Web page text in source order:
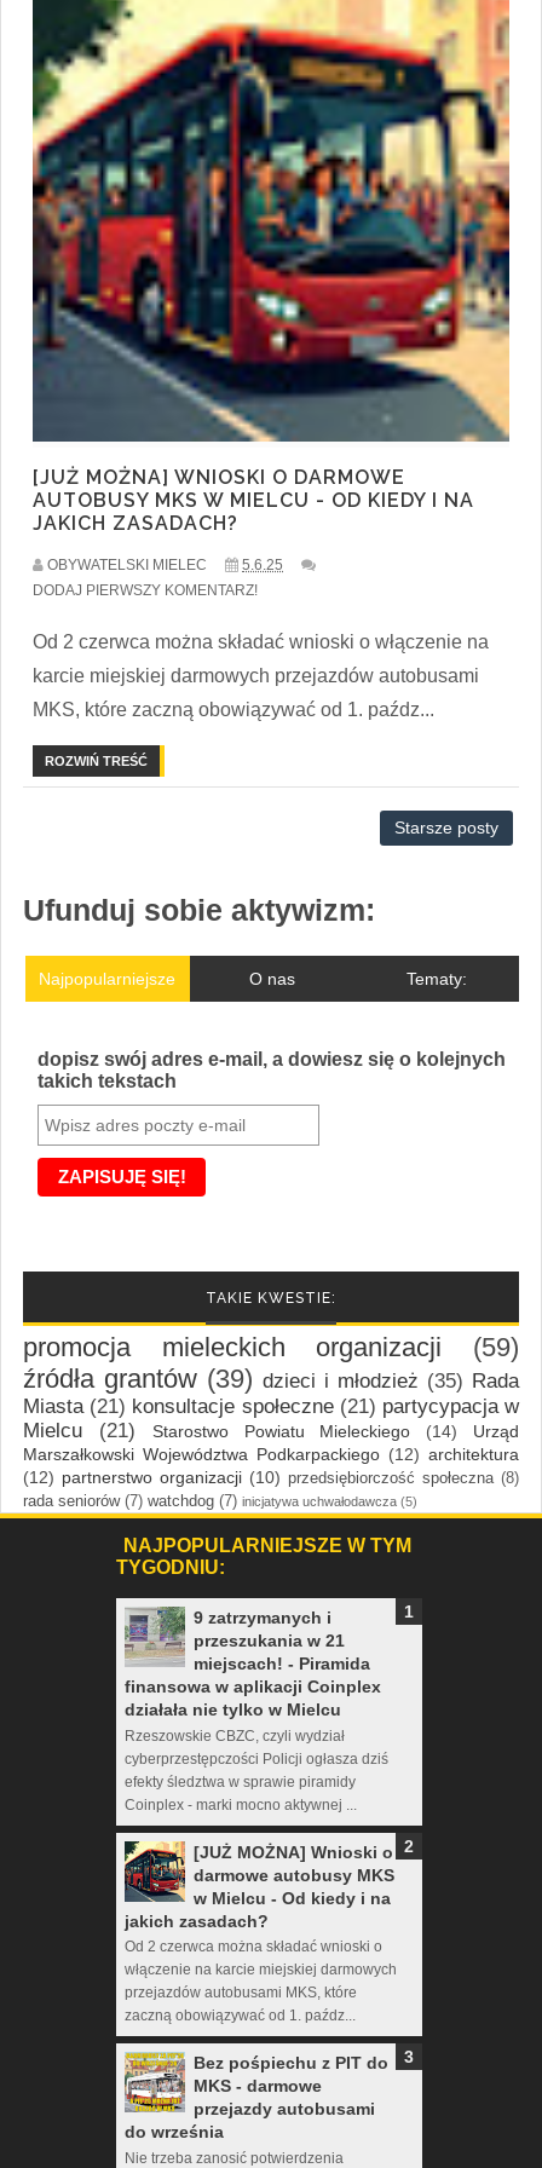
[JUŻ MOŻNA] WNIOSKI O DARMOWE
AUTOBUSY MKS W MIELCU - OD KIEDY I NA
JAKICH ZASADACH?
OBYWATELSKI MIELEC
5.6.25
DODAJ PIERWSZY KOMENTARZ!
Od 2 czerwca można składać wnioski o włączenie na
karcie miejskiej darmowych przejazdów autobusami
MKS, które zaczną obowiązywać od 1. paźdz...
ROZWIŃ TREŚĆ
Starsze posty
Ufunduj sobie aktywizm:
Najpopularniejsze O nas Tematy:
dopisz swój adres e-mail, a dowiesz się o kolejnych
takich tekstach
TAKIE KWESTIE:
promocja mieleckich organizacji
(59)
źródła grantów (39) dzieci i młodzież (35) Rada
Miasta (21) konsultacje społeczne (21) partycypacja w
Mielcu
(21) Starostwo Powiatu Mieleckiego (14)
Urząd
Marszałkowski Województwa Podkarpackiego (12) architektura
(12) partnerstwo organizacji (10) przedsiębiorczość społeczna (8)
rada seniorów (7) watchdog (7) inicjatywa uchwałodawcza (5)
NAJPOPULARNIEJSZE W TYM
TYGODNIU:
9 zatrzymanych i
przeszukania w 21
miejscach! - Piramida
finansowa w aplikacji Coinplex
działała nie tylko w Mielcu
Rzeszowskie CBZC, czyli wydział
cyberprzestępczości Policji ogłasza dziś
efekty śledztwa w sprawie piramidy
Coinplex - marki mocno aktywnej ...
[JUŻ MOŻNA] Wnioski o
darmowe autobusy MKS
w Mielcu - Od kiedy i na
jakich zasadach?
Od 2 czerwca można składać wnioski o
włączenie na karcie miejskiej darmowych
przejazdów autobusami MKS, które
zaczną obowiązywać od 1. paźdz...
Bez pośpiechu z PIT do
MKS - darmowe
przejazdy autobusami
do września
Nie trzeba zanosić potwierdzenia